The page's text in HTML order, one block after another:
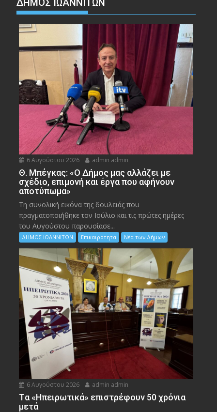
ΔΗΜΟΣ ΙΩΑΝΝΙΤΩΝ
6 Αυγούστου 2026 admin admin
Θ. Μπέγκας: «Ο Δήμος μας αλλάζει με
σχέδιο, επιμονή και έργα που αφήνουν
αποτύπωμα»
Τη συνολική εικόνα της δουλειάς που
πραγματοποιήθηκε τον Ιούλιο και τις πρώτες ημέρες
του Αυγούστου παρουσίασε...
ΔΗΜΟΣ ΙΩΑΝΝΙΤΩΝ Επικαιρότητα Νέα των Δήμων
6 Αυγούστου 2026 admin admin
Tα «Ηπειρωτικά» επιστρέφουν 50 χρόνια
μετά